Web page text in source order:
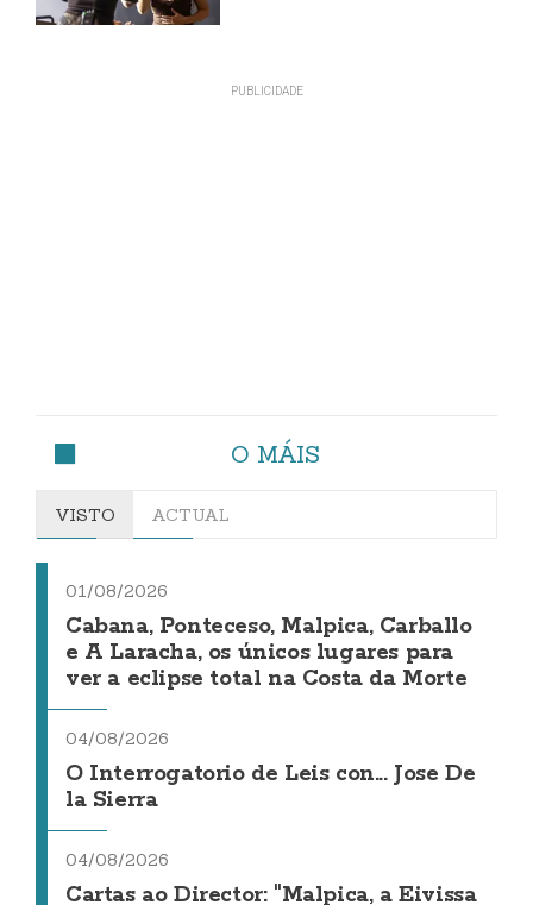
O MÁIS
VISTO ACTUAL
01/08/2026
Cabana, Ponteceso, Malpica, Carballo
e A Laracha, os únicos lugares para
ver a eclipse total na Costa da Morte
04/08/2026
O Interrogatorio de Leis con... Jose De
la Sierra
04/08/2026
Cartas ao Director: "Malpica, a Eivissa